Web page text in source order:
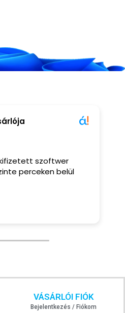
szoftwer
perceken belül
VÁSÁRLÓI FIÓK
Bejelentkezés / Fiókom